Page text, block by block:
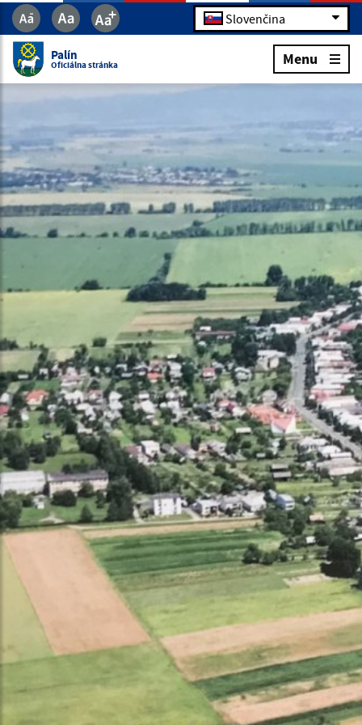
Slovenčina
Palín
Oficiálna stránka Menu